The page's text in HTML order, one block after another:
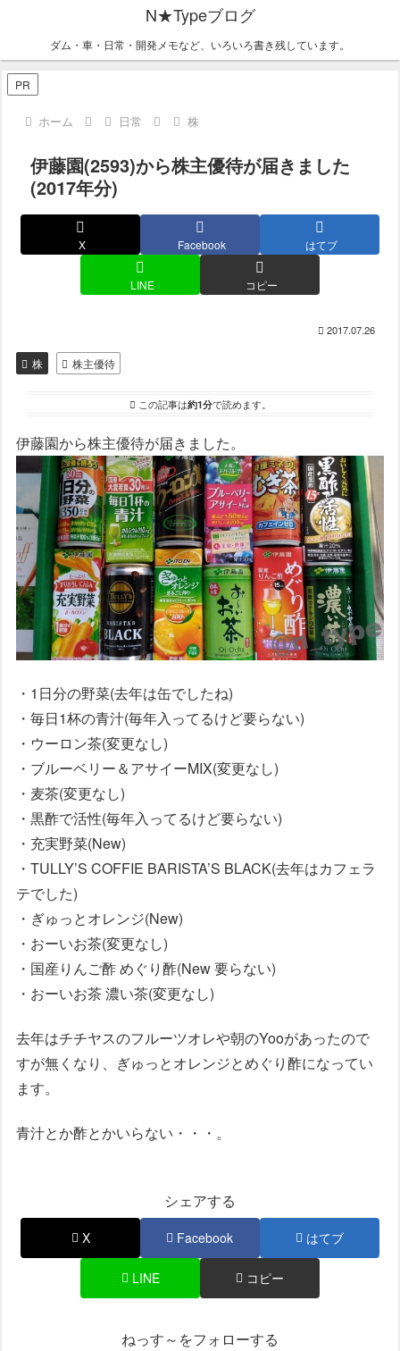
N★Typeブログ
ダム・車・日常・開発メモなど、いろいろ書き残しています。
PR
ホーム 日常 株
伊藤園(2593)から株主優待が届きました
(2017年分)
X Facebook はてブ
LINE コピー
2017.07.26
株 株主優待
この記事は約1分で読めます。
伊藤園から株主優待が届きました。
・1日分の野菜(去年は缶でしたね)
・毎日1杯の青汁(毎年入ってるけど要らない)
・ウーロン茶(変更なし)
・ブルーベリー＆アサイーMIX(変更なし)
・麦茶(変更なし)
・黒酢で活性(毎年入ってるけど要らない)
・充実野菜(New)
・TULLY’S COFFIE BARISTA’S BLACK(去年はカフェラ
テでした)
・ぎゅっとオレンジ(New)
・おーいお茶(変更なし)
・国産りんご酢 めぐり酢(New 要らない)
・おーいお茶 濃い茶(変更なし)
去年はチチヤスのフルーツオレや朝のYooがあったので
すが無くなり、ぎゅっとオレンジとめぐり酢になってい
ます。
青汁とか酢とかいらない・・・。
シェアする
X Facebook はてブ
LINE コピー
ねっす～をフォローする